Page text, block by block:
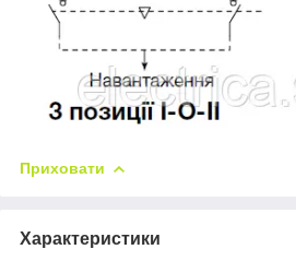
Приховати
Характеристики